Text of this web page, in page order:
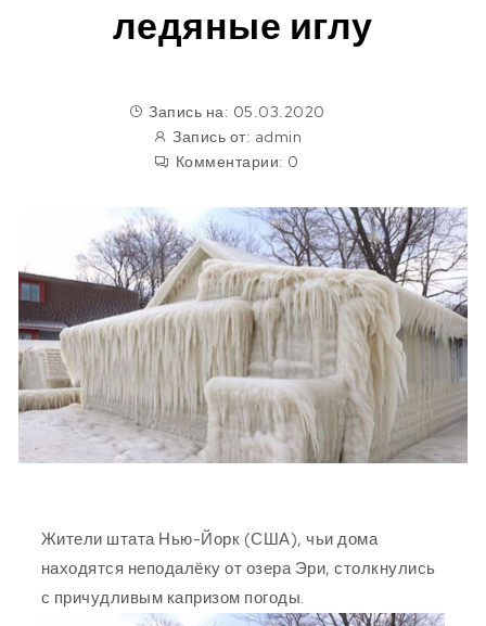
ледяные иглу
Запись на: 05.03.2020
Запись от: admin
Комментарии: 0
Жители штата Нью-Йорк (США), чьи дома
находятся неподалёку от озера Эри, столкнулись
с причудливым капризом погоды.